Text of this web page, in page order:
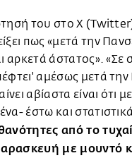
του στο X
πως «μετά την
αρκετά άστατος».
αμέσως μετά την
αβίαστα είναι ότι
έστω και
από το
με μουντό